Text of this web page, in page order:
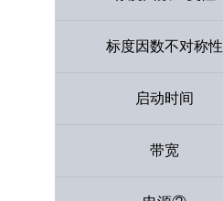
标度因数不对称性
启动时间
带宽